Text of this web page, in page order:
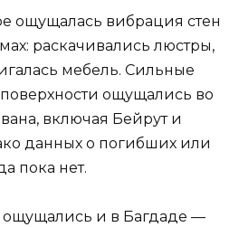
ощущалась вибрация стен
раскачивались люстры,
мебель. Сильные
ощущались во
включая Бейрут и
данных о погибших или
пока нет.
и в Багдаде —